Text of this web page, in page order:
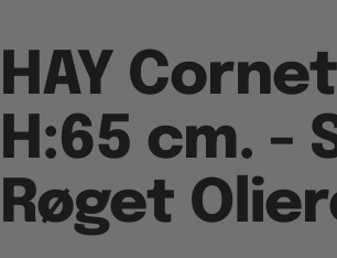
HAY
H:65 cm. -
Røget